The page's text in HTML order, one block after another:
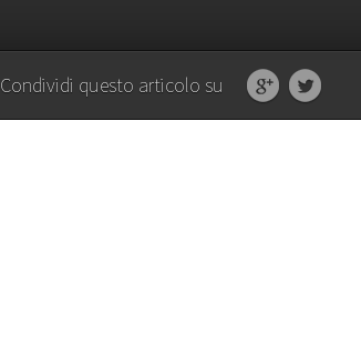
Condividi questo articolo su